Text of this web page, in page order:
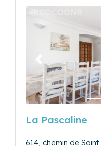
Précédent
La Pascaline
614, chemin de